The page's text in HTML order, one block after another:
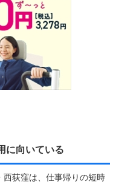
に向いている
荻窪は、仕事帰りの短時